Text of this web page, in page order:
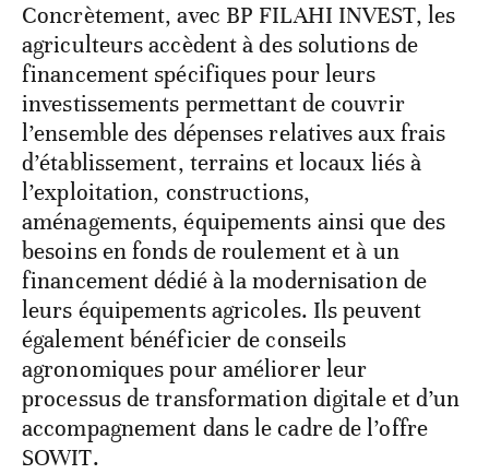
Concrètement, avec BP FILAHI INVEST, les
agriculteurs accèdent à des solutions de
financement spécifiques pour leurs
investissements permettant de couvrir
l’ensemble des dépenses relatives aux frais
d’établissement, terrains et locaux liés à
l’exploitation, constructions,
aménagements, équipements ainsi que des
besoins en fonds de roulement et à un
financement dédié à la modernisation de
leurs équipements agricoles. Ils peuvent
également bénéficier de conseils
agronomiques pour améliorer leur
processus de transformation digitale et d’un
accompagnement dans le cadre de l’offre
SOWIT.